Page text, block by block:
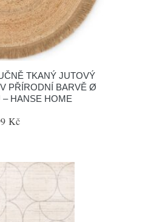
TKANÝ JUTOVÝ
PŘÍRODNÍ BARVĚ Ø
– HANSE HOME
Kč